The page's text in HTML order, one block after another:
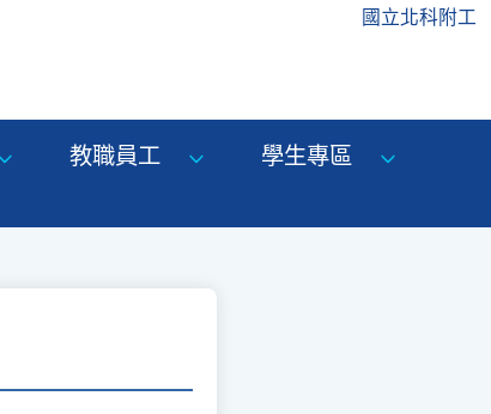
國立北科附工
教職員工
學生專區